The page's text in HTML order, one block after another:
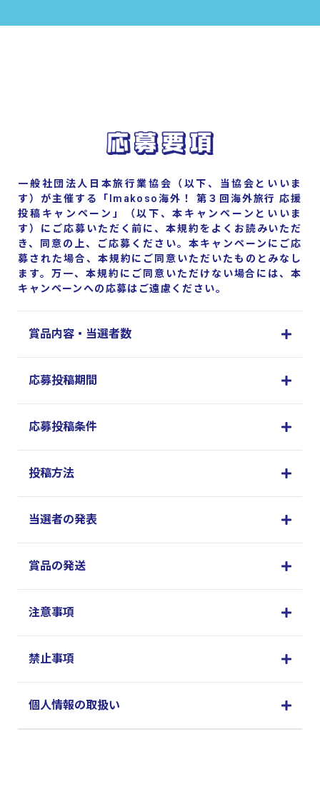
一般社団法人日本旅行業協会（以下、当協会といいま
す）が主催する「Imakoso海外！ 第３回海外旅行 応援
投稿キャンペーン」（以下、本キャンペーンといいま
す）にご応募いただく前に、本規約をよくお読みいただ
き、同意の上、ご応募ください。本キャンペーンにご応
募された場合、本規約にご同意いただいたものとみなし
ます。万一、本規約にご同意いただけない場合には、本
キャンペーンへの応募はご遠慮ください。
賞品内容・当選者数
応募投稿期間
応募投稿条件
投稿方法
当選者の発表
賞品の発送
注意事項
禁止事項
個人情報の取扱い